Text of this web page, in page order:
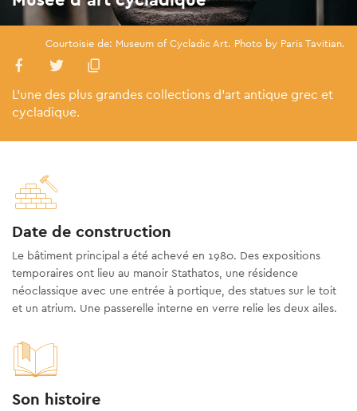
Courtoisie de: Museum of Cycladic Art. Photo by Paris Tavitian.
L’une des plus grandes collections d’art antique grec et
cycladique.
Date de construction
Le bâtiment principal a été achevé en 1980. Des expositions
temporaires ont lieu au manoir Stathatos, une résidence
néoclassique avec une entrée à portique, des statues sur le toit
et un atrium. Une passerelle interne en verre relie les deux ailes.
Son histoire